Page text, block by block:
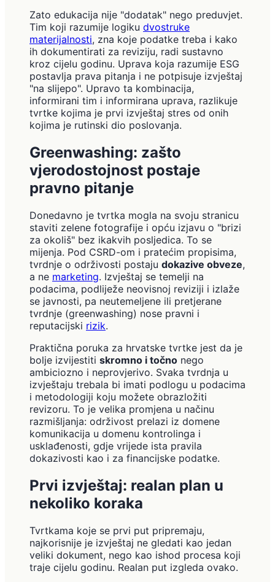
Zato edukacija nije "dodatak" nego preduvjet.
Tim koji razumije logiku dvostruke
materijalnosti, zna koje podatke treba i kako
ih dokumentirati za reviziju, radi sustavno
kroz cijelu godinu. Uprava koja razumije ESG
postavlja prava pitanja i ne potpisuje izvještaj
"na slijepo". Upravo ta kombinacija,
informirani tim i informirana uprava, razlikuje
tvrtke kojima je prvi izvještaj stres od onih
kojima je rutinski dio poslovanja.
Greenwashing: zašto
vjerodostojnost postaje
pravno pitanje
Donedavno je tvrtka mogla na svoju stranicu
staviti zelene fotografije i opću izjavu o "brizi
za okoliš" bez ikakvih posljedica. To se
mijenja. Pod CSRD-om i pratećim propisima,
tvrdnje o održivosti postaju dokazive obveze,
a ne marketing. Izvještaj se temelji na
podacima, podliježe neovisnoj reviziji i izlaže
se javnosti, pa neutemeljene ili pretjerane
tvrdnje (greenwashing) nose pravni i
reputacijski rizik.
Praktična poruka za hrvatske tvrtke jest da je
bolje izvijestiti skromno i točno nego
ambiciozno i neprovjerivo. Svaka tvrdnja u
izvještaju trebala bi imati podlogu u podacima
i metodologiji koju možete obrazložiti
revizoru. To je velika promjena u načinu
razmišljanja: održivost prelazi iz domene
komunikacija u domenu kontrolinga i
usklađenosti, gdje vrijede ista pravila
dokazivosti kao i za financijske podatke.
Prvi izvještaj: realan plan u
nekoliko koraka
Tvrtkama koje se prvi put pripremaju,
najkorisnije je izvještaj ne gledati kao jedan
veliki dokument, nego kao ishod procesa koji
traje cijelu godinu. Realan put izgleda ovako.